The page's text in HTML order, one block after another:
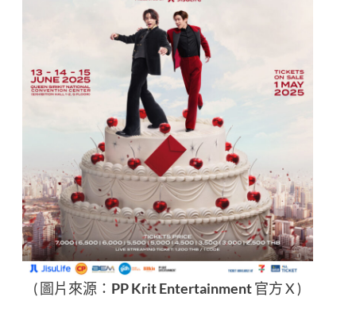
( 圖片來源： PP Krit Entertainment官方 X )